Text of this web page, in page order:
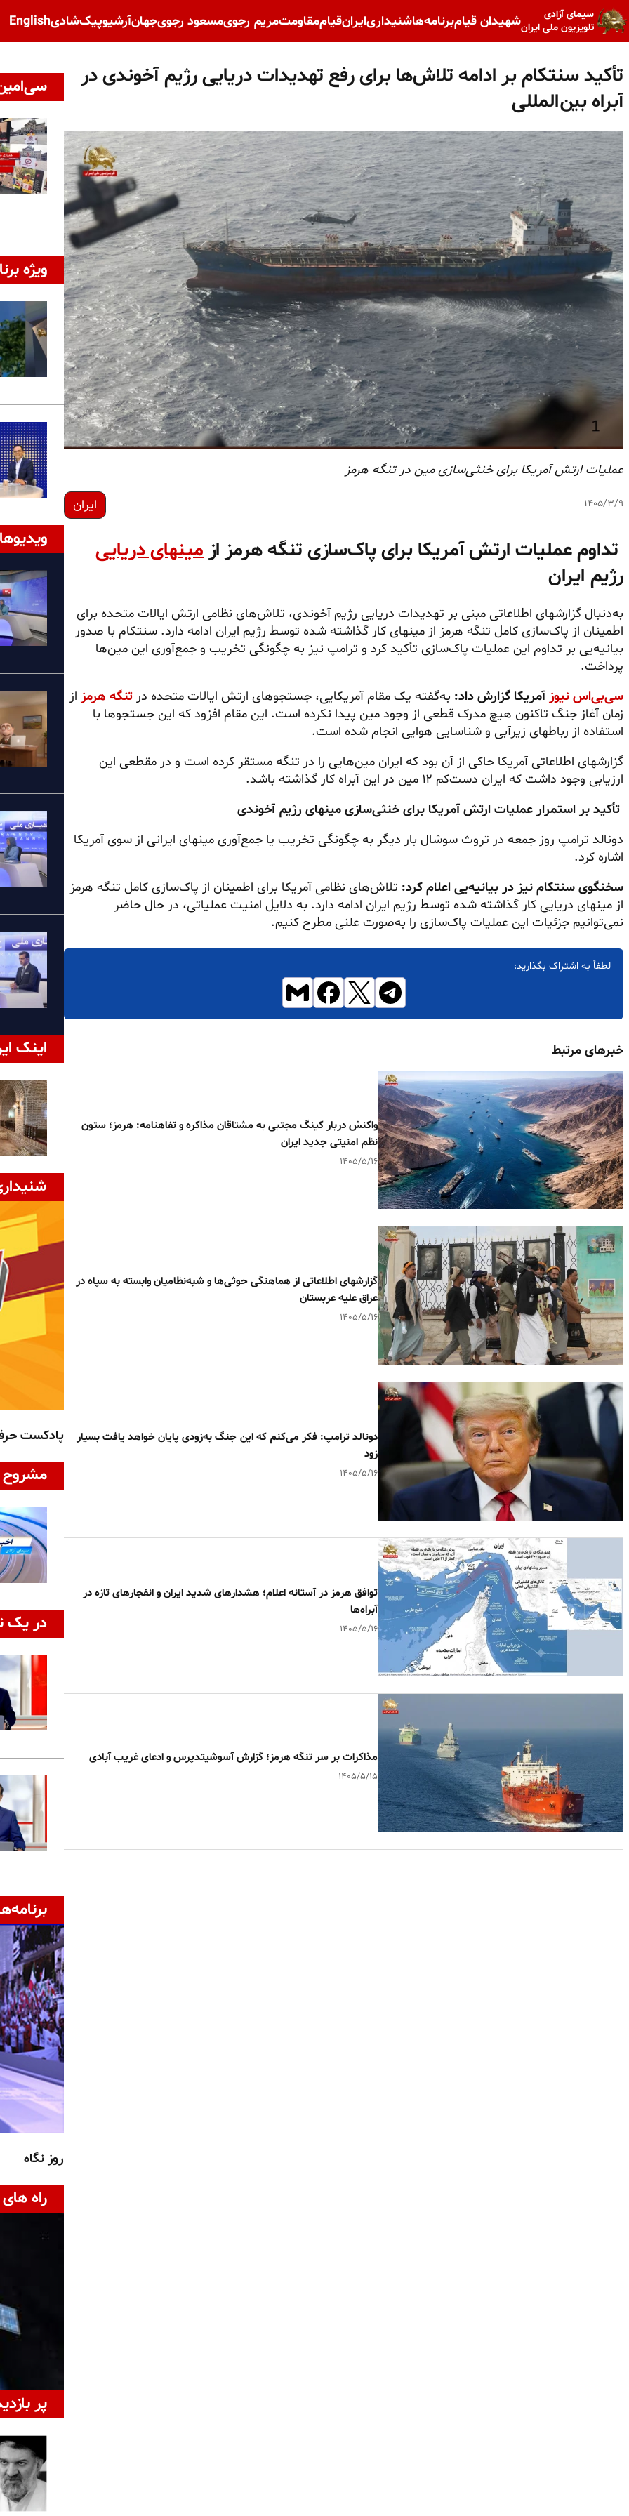
سیمای آزادی
تلویزیون ملی ایرانشهیدان قیامبرنامه‌هاشنیداریایرانقیاممقاومتمریم رجویمسعود رجویجهانآرشیوپیک‌شادیEnglish
تأکید سنتکام بر ادامه تلاش‌ها برای رفع تهدیدات دریایی رژیم آخوندی در
آبراه بین‌المللی
عملیات ارتش آمریکا برای خنثی‌سازی مین در تنگه هرمز
۱۴۰۵/۳/۹ ایران
تداوم عملیات ارتش آمریکا برای پاک‌سازی تنگه هرمز از مینهای دریایی
رژیم ایران
به‌دنبال گزارشهای اطلاعاتی مبنی بر تهدیدات دریایی رژیم آخوندی، تلاش‌های نظامی ارتش ایالات متحده برای
اطمینان از پاک‌سازی کامل تنگه هرمز از مینهای کار گذاشته‌ شده توسط رژیم ایران ادامه دارد. سنتکام با صدور
بیانیه‌یی بر تداوم این عملیات پاک‌سازی تأکید کرد و ترامپ نیز به چگونگی تخریب و جمع‌آوری این مین‌ها
پرداخت.
سی‌بی‌اس نیوزآمریکا گزارش داد: به‌گفته یک مقام آمریکایی، جستجوهای ارتش ایالات متحده در تنگه هرمز از
زمان آغاز جنگ تاکنون هیچ مدرک قطعی از وجود مین پیدا نکرده است. این مقام افزود که این جستجوها با
استفاده از رباطهای زیرآبی و شناسایی هوایی انجام شده است.
گزارشهای اطلاعاتی آمریکا حاکی از آن بود که ایران مین‌هایی را در تنگه مستقر کرده است و در مقطعی این
ارزیابی وجود داشت که ایران دست‌کم ۱۲ مین در این
آبراه‌ کار گذاشته باشد.
تأکید بر استمرار عملیات ارتش آمریکا برای خنثی‌سازی مینهای رژیم آخوندی
دونالد ترامپ روز جمعه در تروث‌ سوشال بار دیگر به چگونگی تخریب یا جمع‌آوری مینهای ایرانی از سوی آمریکا
اشاره کرد.
سخنگوی سنتکام نیز در بیانیه‌یی اعلام کرد: تلاش‌های نظامی آمریکا برای اطمینان از پاک‌سازی کامل تنگه هرمز
از مینهای دریایی کار گذاشته‌ شده توسط رژیم ایران ادامه دارد. به دلایل امنیت عملیاتی، در حال حاضر
نمی‌توانیم جزئیات این عملیات پاک‌سازی را به‌صورت علنی مطرح کنیم.
لطفاً به اشتراک بگذارید:
خبرهای مرتبط
واکنش دربار کینگ مجتبی به مشتاقان مذاکره و تفاهنامه: هرمز؛ ستون
نظم امنیتی جدید ایران
۱۴۰۵/۵/۱۶
گزارشهای اطلاعاتی از هماهنگی حوثی‌ها و شبه‌نظامیان وابسته به سپاه در
عراق علیه عربستان
۱۴۰۵/۵/۱۶
دونالد ترامپ: فکر می‌کنم که این جنگ به‌زودی پایان خواهد یافت بسیار
زود
۱۴۰۵/۵/۱۶
توافق هرمز در آستانه اعلام؛ هشدارهای شدید ایران و انفجارهای تازه در
آبراه‌ها
۱۴۰۵/۵/۱۶
مذاکرات بر سر تنگه هرمز؛ گزارش آسوشیتدپرس و ادعای غریب آبادی
۱۴۰۵/۵/۱۵
ویژه
اینک
پادکست
مشروح
در یک
روز نگاه
راه
پر